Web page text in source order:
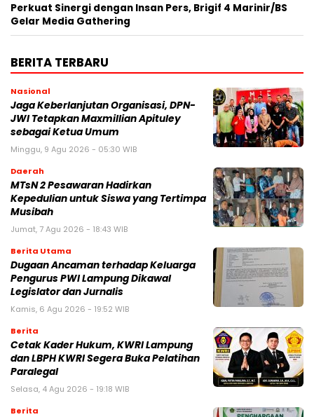
Perkuat Sinergi dengan Insan Pers, Brigif 4 Marinir/BS
Gelar Media Gathering
BERITA TERBARU
Nasional
Jaga Keberlanjutan Organisasi, DPN-
JWI Tetapkan Maxmillian Apituley
sebagai Ketua Umum
Minggu, 9 Agu 2026 - 05:30 WIB
Daerah
MTsN 2 Pesawaran Hadirkan
Kepedulian untuk Siswa yang Tertimpa
Musibah
Jumat, 7 Agu 2026 - 18:43 WIB
Berita Utama
Dugaan Ancaman terhadap Keluarga
Pengurus PWI Lampung Dikawal
Legislator dan Jurnalis
Kamis, 6 Agu 2026 - 19:52 WIB
Berita
Cetak Kader Hukum, KWRI Lampung
dan LBPH KWRI Segera Buka Pelatihan
Paralegal
Selasa, 4 Agu 2026 - 19:18 WIB
Berita